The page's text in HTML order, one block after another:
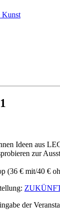
Kunst
Ideen aus
zur
(36 € mit/40 €
der